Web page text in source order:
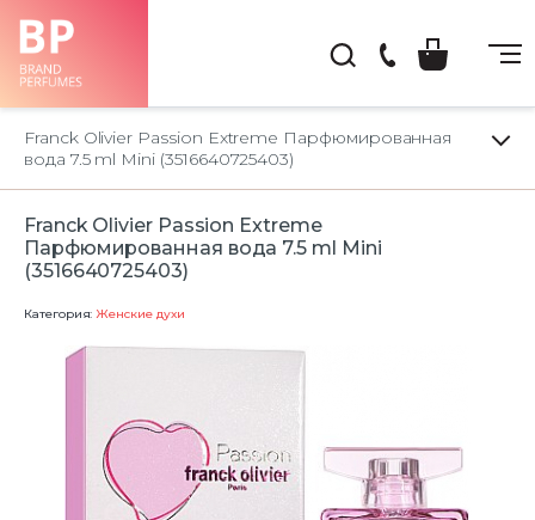
66-
22
Franck Olivier Passion Extreme Парфюмированная
вода 7.5 ml Mini (3516640725403)
Franck Olivier Passion Extreme
Парфюмированная вода 7.5 ml Mini
(3516640725403)
Категория: Женские духи